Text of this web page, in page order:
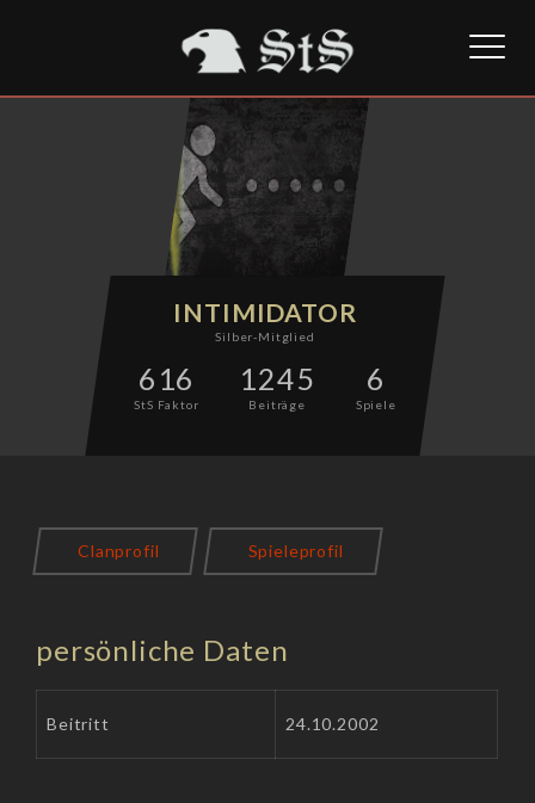
INTIMIDATOR
Silber-Mitglied
616
StS Faktor
1245
Beiträge
6
Spiele
Clanprofil Spieleprofil
persönliche Daten
Beitritt 24.10.2002